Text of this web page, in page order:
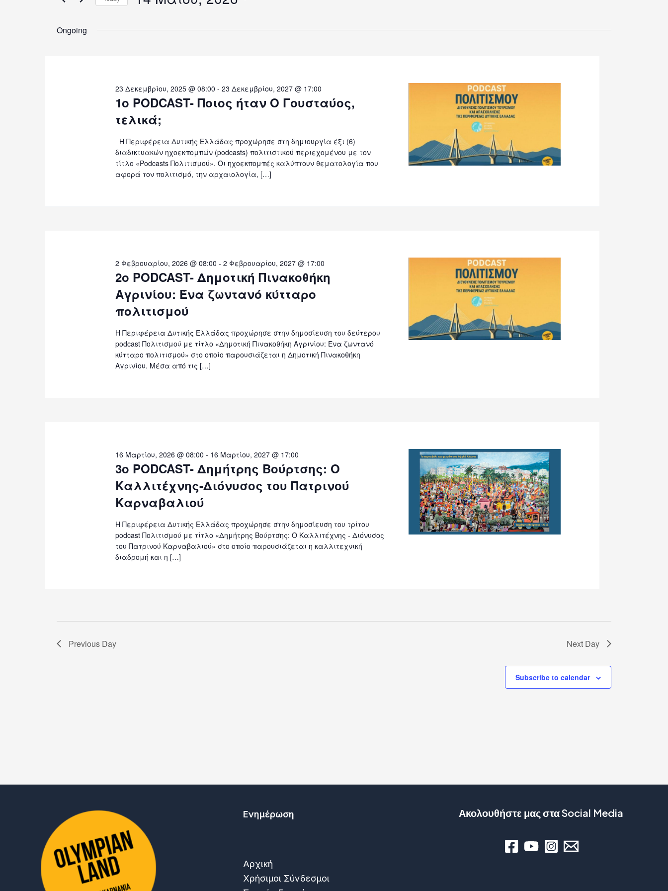
Μαΐου,
2026
Navigation
Ongoing
1ο PODCAST- Ποιος ήταν Ο Γουσταύος,
τελικά;
23 Δεκεμβρίου, 2025 @ 08:00 - 23 Δεκεμβρίου, 2027 @ 17:00
Η Περιφέρεια Δυτικής Ελλάδας προχώρησε στη δημιουργία έξι (6)
διαδικτυακών ηχοεκπομπών (podcasts) πολιτιστικού περιεχομένου με τον
τίτλο «Podcasts Πολιτισμού». Οι ηχοεκπομπές καλύπτουν θεματολογία που
αφορά τον πολιτισμό, την αρχαιολογία, […]
2ο PODCAST- Δημοτική Πινακοθήκη
Αγρινίου: Ένα ζωντανό κύτταρο
πολιτισμού
2 Φεβρουαρίου, 2026 @ 08:00 - 2 Φεβρουαρίου, 2027 @ 17:00
Η Περιφέρεια Δυτικής Ελλάδας προχώρησε στην δημοσίευση του δεύτερου
podcast Πολιτισμού με τίτλο «Δημοτική Πινακοθήκη Αγρινίου: Ένα ζωντανό
κύτταρο πολιτισμού» στο οποίο παρουσιάζεται η Δημοτική Πινακοθήκη
Αγρινίου. Μέσα από τις […]
3ο PODCAST- Δημήτρης Βούρτσης: Ο
Καλλιτέχνης-Διόνυσος του Πατρινού
Καρναβαλιού
16 Μαρτίου, 2026 @ 08:00 - 16 Μαρτίου, 2027 @ 17:00
Η Περιφέρεια Δυτικής Ελλάδας προχώρησε στην δημοσίευση του τρίτου
podcast Πολιτισμού με τίτλο «Δημήτρης Βούρτσης: Ο Καλλιτέχνης - Διόνυσος
του Πατρινού Καρναβαλιού» στο οποίο παρουσιάζεται η καλλιτεχνική
διαδρομή και η […]
Previous Day Next Day
Subscribe to calendar
Ενημέρωση
Αρχική
Χρήσιμοι Σύνδεσμοι
Ακολουθήστε μας στα Social Media